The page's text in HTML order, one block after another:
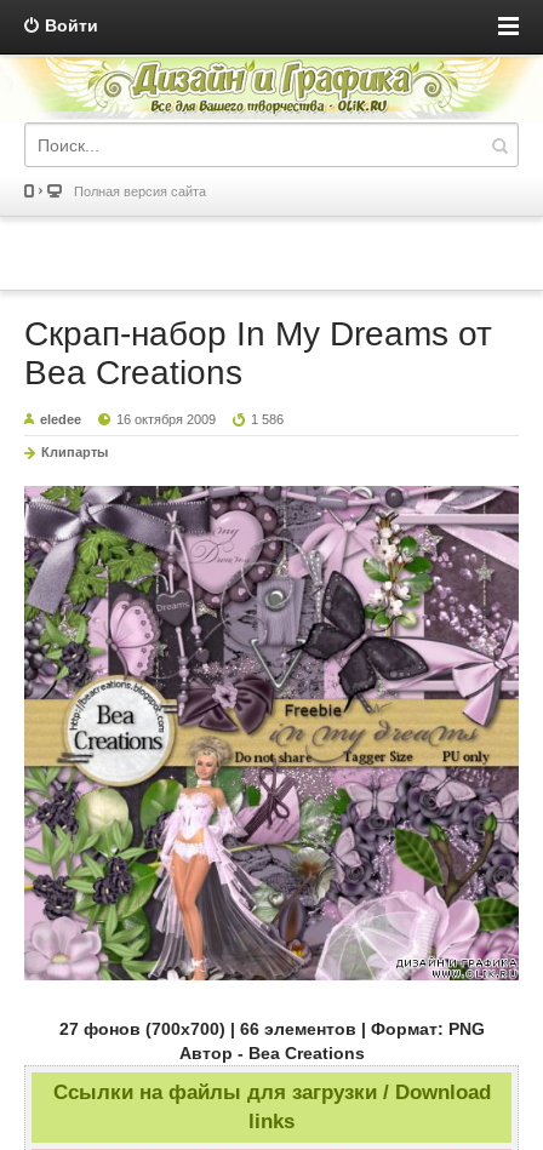
Войти
Полная версия сайта
Скрап-набор In My Dreams от
Bea Creations
eledee 16 октября 2009 1 586
Клипарты
27 фонов (700х700) | 66 элементов | Формат: PNG
Автор - Bea Creations
Ссылки на файлы для загрузки / Download
links